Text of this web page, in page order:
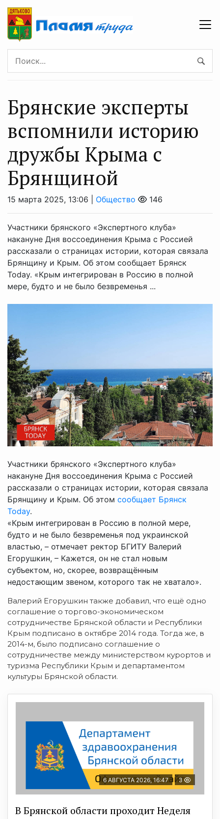
Брянские эксперты
вспомнили историю
дружбы Крыма с
Брянщиной
15 марта 2025, 13:06 | Общество 146
Участники брянского «Экспертного клуба»
накануне Дня воссоединения Крыма с Россией
рассказали о страницах истории, которая связала
Брянщину и Крым. Об этом сообщает Брянск
Today. «Крым интегрирован в Россию в полной
мере, будто и не было безвременья ...
Участники брянского «Экспертного клуба»
накануне Дня воссоединения Крыма с Россией
рассказали о страницах истории, которая связала
Брянщину и Крым. Об этом сообщает Брянск
Today.
«Крым интегрирован в Россию в полной мере,
будто и не было безвременья под украинской
властью, – отмечает ректор БГИТУ Валерий
Егорушкин, – Кажется, он не стал новым
субъектом, но, скорее, возвращённым
недостающим звеном, которого так не хватало».
Валерий Егорушкин также добавил, что ещё одно
соглашение о торгово-экономическом
сотрудничестве Брянской области и Республики
Крым подписано в октябре 2014 года. Тогда же, в
2014-м, было подписано соглашение о
сотрудничестве между министерством курортов и
туризма Республики Крым и департаментом
культуры Брянской области.
6 АВГУСТА 2026, 16:47 3
В Брянской области проходит Неделя